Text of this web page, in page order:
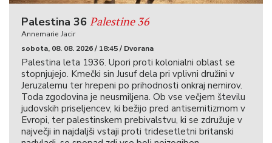
Palestina 36 Palestine 36
Annemarie Jacir
sobota, 08. 08. 2026 / 18:45 / Dvorana
Palestina leta 1936. Upori proti kolonialni oblast se
stopnjujejo. Kmečki sin Jusuf dela pri vplivni družini v
Jeruzalemu ter hrepeni po prihodnosti onkraj nemirov.
Toda zgodovina je neusmiljena. Ob vse večjem številu
judovskih priseljencev, ki bežijo pred antisemitizmom v
Evropi, ter palestinskem prebivalstvu, ki se združuje v
največji in najdaljši vstaji proti tridesetletni britanski